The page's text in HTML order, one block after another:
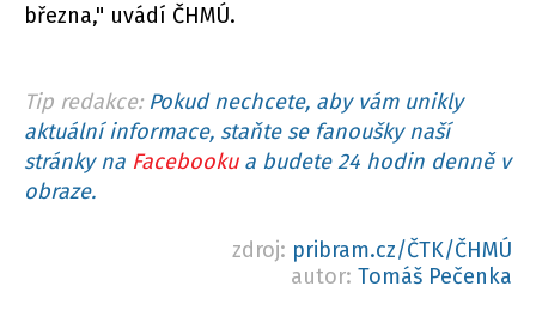
března," uvádí ČHMÚ.
Tip redakce: Pokud nechcete, aby vám unikly
aktuální informace, staňte se fanoušky naší
stránky na Facebookua budete 24 hodin denně v
obraze.
zdroj: pribram.cz/ČTK/ČHMÚ
autor: Tomáš Pečenka